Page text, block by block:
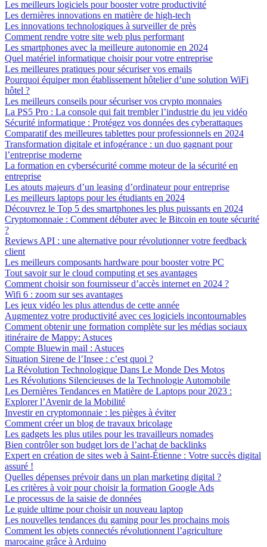
Les meilleurs logiciels pour booster votre productivité
Les dernières innovations en matière de high-tech
Les innovations technologiques à surveiller de près
Comment rendre votre site web plus performant
Les smartphones avec la meilleure autonomie en 2024
Quel matériel informatique choisir pour votre entreprise
Les meilleures pratiques pour sécuriser vos emails
Pourquoi équiper mon établissement hôtelier d’une solution WiFi
hôtel ?
Les meilleurs conseils pour sécuriser vos crypto monnaies
La PS5 Pro : La console qui fait trembler l’industrie du jeu vidéo
Sécurité informatique : Protégez vos données des cyberattaques
Comparatif des meilleures tablettes pour professionnels en 2024
Transformation digitale et infogérance : un duo gagnant pour
l’entreprise moderne
La formation en cybersécurité comme moteur de la sécurité en
entreprise
Les atouts majeurs d’un leasing d’ordinateur pour entreprise
Les meilleurs laptops pour les étudiants en 2024
Découvrez le Top 5 des smartphones les plus puissants en 2024
Cryptomonnaie : Comment débuter avec le Bitcoin en toute sécurité
?
Reviews API : une alternative pour révolutionner votre feedback
client
Les meilleurs composants hardware pour booster votre PC
Tout savoir sur le cloud computing et ses avantages
Comment choisir son fournisseur d’accès internet en 2024 ?
Wifi 6 : zoom sur ses avantages
Les jeux vidéo les plus attendus de cette année
Augmentez votre productivité avec ces logiciels incontournables
Comment obtenir une formation complète sur les médias sociaux
itinéraire de Mappy: Astuces
Compte Bluewin mail : Astuces
Situation Sirene de l’Insee : c’est quoi ?
La Révolution Technologique Dans Le Monde Des Motos
Les Révolutions Silencieuses de la Technologie Automobile
Les Dernières Tendances en Matière de Laptops pour 2023 :
Explorer l’Avenir de la Mobilité
Investir en cryptomonnaie : les pièges à éviter
Comment créer un blog de travaux bricolage
Les gadgets les plus utiles pour les travailleurs nomades
Bien contrôler son budget lors de l’achat de backlinks
Expert en création de sites web à Saint-Étienne : Votre succès digital
assuré !
Quelles dépenses prévoir dans un plan marketing digital ?
Les critères à voir pour choisir la formation Google Ads
Le processus de la saisie de données
Le guide ultime pour choisir un nouveau laptop
Les nouvelles tendances du gaming pour les prochains mois
Comment les objets connectés révolutionnent l’agriculture
marocaine grâce à Arduino